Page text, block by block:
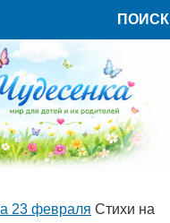
ПОИСК
23 февраля Стихи на